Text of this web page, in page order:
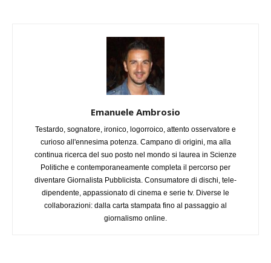
Emanuele Ambrosio
Testardo, sognatore, ironico, logorroico, attento osservatore e
curioso all'ennesima potenza. Campano di origini, ma alla
continua ricerca del suo posto nel mondo si laurea in Scienze
Politiche e contemporaneamente completa il percorso per
diventare Giornalista Pubblicista. Consumatore di dischi, tele-
dipendente, appassionato di cinema e serie tv. Diverse le
collaborazioni: dalla carta stampata fino al passaggio al
giornalismo online.